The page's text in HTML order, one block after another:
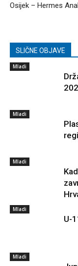
Osijek – Hermes
SLIČNE OBJAVE
Mladi
Mladi
Mladi
Mladi
U-
Mladi